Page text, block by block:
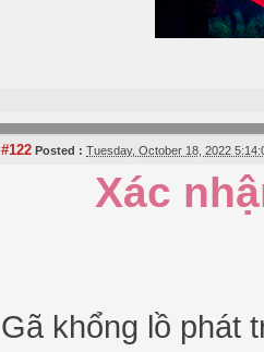
#122 Posted : Tuesday, October 18, 2022
Xác
Gã khổng lồ phát